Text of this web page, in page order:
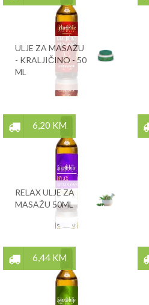
ULJE ZA MASAŽU
- KRALJIČINO - 50
ML
6,20 KM
RELAX ULJE ZA
MASAŽU 50ML
6,44 KM